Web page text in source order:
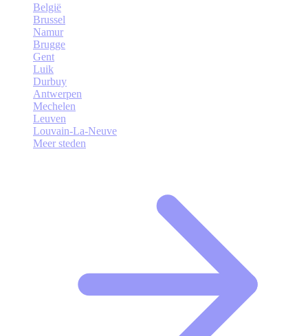
België
Brussel
Namur
Brugge
Gent
Luik
Durbuy
Antwerpen
Mechelen
Leuven
Louvain-La-Neuve
Meer steden